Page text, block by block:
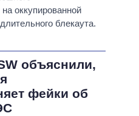
оккупированной
блекаута.
объяснили,
фейки об